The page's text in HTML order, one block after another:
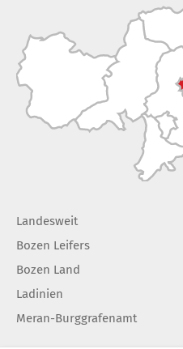
Landesweit
Bozen Leifers
Bozen Land
Ladinien
Meran-Burggrafenamt